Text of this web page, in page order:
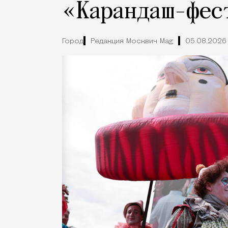
«Карандаш-
Город Редакция Москвич Mag 05.08.2026